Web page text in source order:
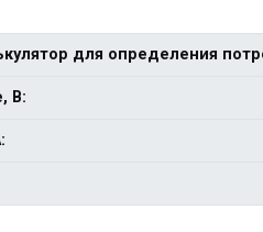
для определения
В: